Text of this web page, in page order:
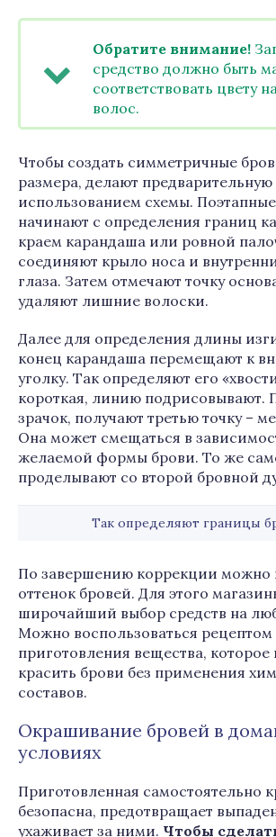
Обратите внимание!
средство должно быть
соответствовать цвету
волос.
Чтобы создать симметричные
размера, делают предварительную
использованием схемы.
начинают с определения границ
краем карандаша или ровной
соединяют крыло носа и
глаза. Затем отмечают точку
удаляют лишние волоски.
Далее для определения длины
конец карандаша перемещают к
уголку. Так определяют его
короткая, линию подрисовывают.
зрачок, получают третью точку –
Она может смещаться в
желаемой формы брови. То же
проделывают со второй бровной
Так определяют границы
По завершению коррекции можно
оттенок бровей. Для этого
широчайший выбор средств на
Можно воспользоваться рецептом
приготовления вещества, которое
красить брови без применения
составов.
Окрашивание бровей в
условиях
Приготовленная самостоятельно
безопасна, предотвращает
ухаживает за ними. Чтобы